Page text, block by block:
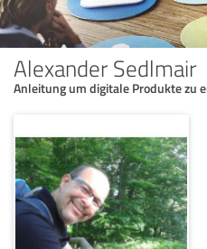
Alexander Sedlmair
Anleitung um digitale Produkte zu